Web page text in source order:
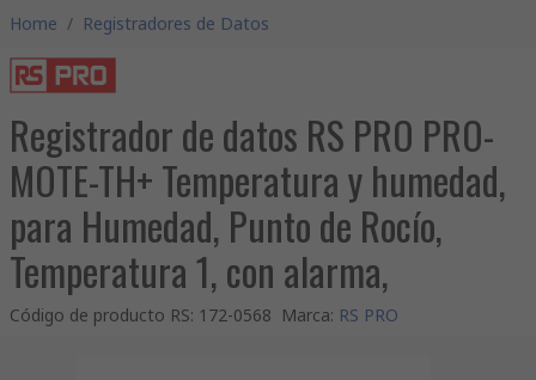
Home / Registradores de Datos
Registrador de datos RS PRO PRO-
MOTE-TH+ Temperatura y humedad,
para Humedad, Punto de Rocío,
Temperatura 1, con alarma,
Código de producto RS: 172-0568 Marca: RS PRO